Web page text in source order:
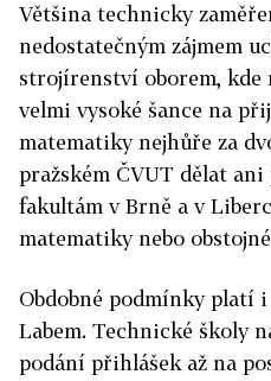
Většina technicky
nedostatečným zájmem
strojírenství oborem, kde
velmi vysoké šance na
matematiky nejhůře za
pražském ČVUT dělat
fakultám v Brně a v
matematiky nebo
Obdobné podmínky platí
Labem. Technické školy
podání přihlášek až na